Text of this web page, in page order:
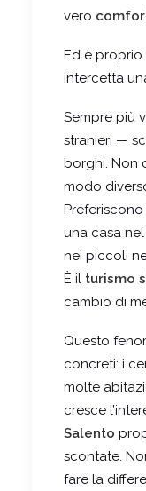
vero
Ed è
intercetta
Sempre più
stranieri —
borghi. Non
modo
una casa
nei piccoli
È il turismo
cambio di
Questo
concreti: i
molte
cresce
Salento
scontate.
fare la